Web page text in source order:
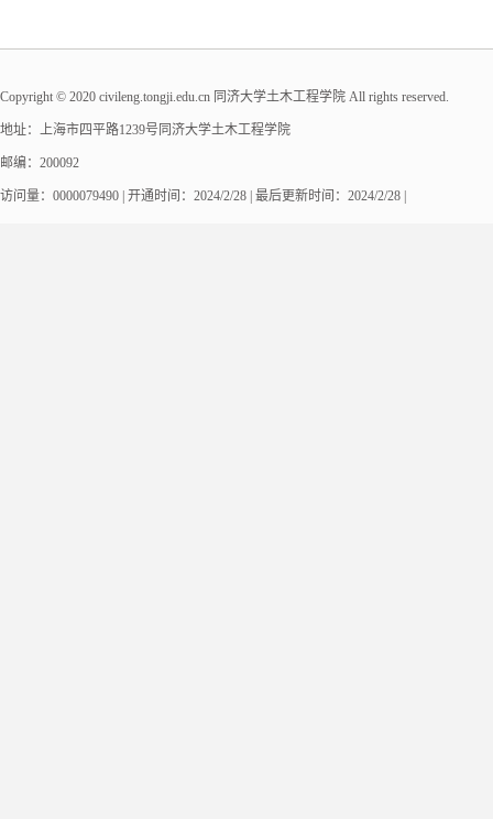
Copyright © 2020 civileng.tongji.edu.cn 同济大学土木工程学院 All rights reserved.
地址：上海市四平路1239号同济大学土木工程学院
邮编：200092
访问量： 0000079490 开通时间： 2024/2/28 | 最后更新时间： 2024/2/28